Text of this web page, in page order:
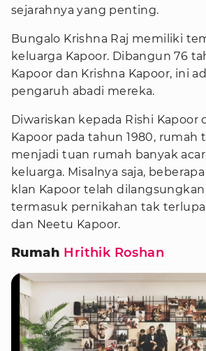
sejarahnya yang penting.
Bungalo Krishna Raj memiliki
keluarga Kapoor. Dibangun 76
Kapoor dan Krishna Kapoor, ini
pengaruh abadi mereka.
Diwariskan kepada Rishi Kapoor
Kapoor pada tahun 1980, rumah
menjadi tuan rumah banyak
keluarga. Misalnya saja,
klan Kapoor telah dilangsungkan
termasuk pernikahan tak
dan Neetu Kapoor.
Rumah Hrithik Roshan